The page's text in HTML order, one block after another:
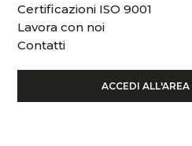
Certificazioni ISO 9001
Lavora con noi
Contatti
ACCEDI